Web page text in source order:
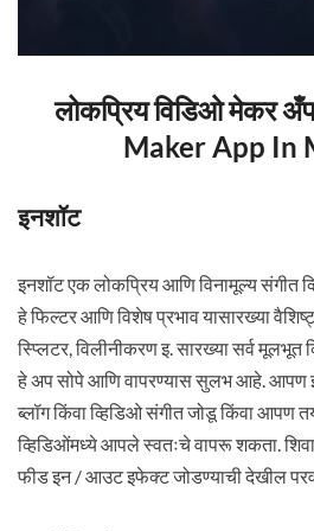
लोकप्रिय विडिओ मेकर
Maker App In
इनशॉट
इनशॉट एक लोकप्रिय आणि विनामूल्य संगीत
हे फिल्टर आणि विशेष प्रभाव यासारख्या
स्प्लिटर, विलीनीकरण इ. सारख्या सर्व
हे अप सोपे आणि वापरण्यास सुलभ आहे. आपण
ब्लॉग किंवा व्हिडिओ संगीत जोडू किंवा आपण
व्हिडिओंमध्ये आपले स्वतःचे वापरू शकता.
फीड इन / आउट इफेक्ट जोडण्याची देखील